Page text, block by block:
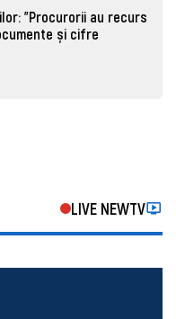
"Procurorii au recurs
și cifre
LIVE NEWTV